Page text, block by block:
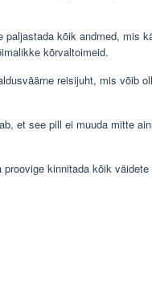
paljastada kõik andmed, mis
kõrvaltoimeid.
reisijuht, mis võib
et see pill ei muuda mitte
kinnitada kõik väidete